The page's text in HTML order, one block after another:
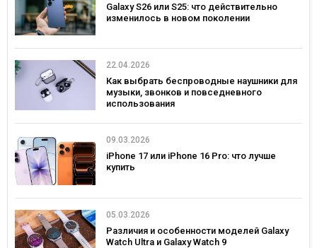
Galaxy S26 или S25: что действительно
изменилось в новом поколении
22.04.2026
Как выбрать беспроводные наушники для
музыки, звонков и повседневного
использования
09.03.2026
iPhone 17 или iPhone 16 Pro: что лучше
купить
05.03.2026
Различия и особенности моделей Galaxy
Watch Ultra и Galaxy Watch 9